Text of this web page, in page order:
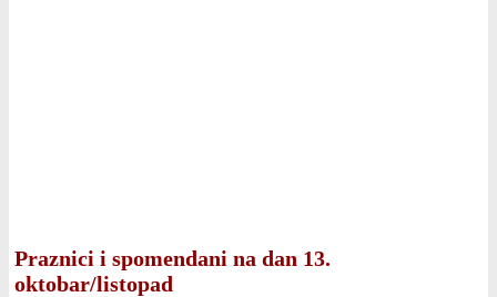
Praznici i spomendani na dan 13.
oktobar/listopad